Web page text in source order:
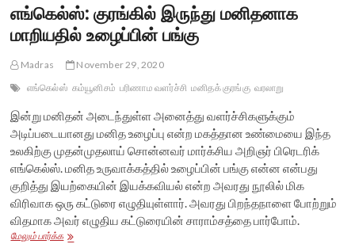
எங்கெல்ஸ்: குரங்கில் இருந்து மனிதனாக
மாறியதில் உழைப்பின் பங்கு
Madras
November 29, 2020
எங்கெல்ஸ் கம்யூனிசம் பரிணாம வளர்ச்சி மனிதக் குரங்கு வரலாறு
இன்று மனிதன் அடைந்துள்ள அனைத்து வளர்ச்சிகளுக்கும்
அடிப்படையானது மனித உழைப்பு என்ற மகத்தான உண்மையை இந்த
உலகிற்கு முதன்முதலாய் சொன்னவர் மார்க்சிய அறிஞர் பிரெடரிக்
எங்கெல்ஸ். மனித உருவாக்கத்தில் உழைப்பின் பங்கு என்ன என்பது
குறித்து இயற்கையின் இயக்கவியல் என்ற அவரது நூலில் மிக
விரிவாக ஒரு கட்டுரை எழுதியுள்ளார். அவரது பிறந்தநாளை போற்றும்
விதமாக அவர் எழுதிய கட்டுரையின் சாராம்சத்தை பார்போம்.
மேலும் பார்க்கஎங்கெல்ஸ்: